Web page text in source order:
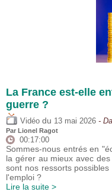
La France est-elle
guerre ?
Vidéo du 13 mai 2026 -
Par Lionel Ragot
00:17:00
Sommes-nous entrés en
la gérer au mieux avec
sont nos ressorts
l'emploi ?
Lire la suite >